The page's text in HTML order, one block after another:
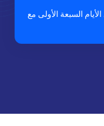
100% خلال الأيام السبعة الأولى مع